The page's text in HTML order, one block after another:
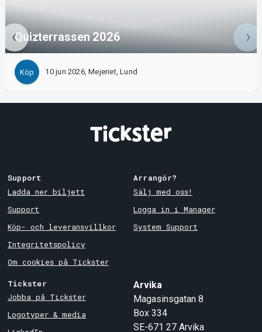
Quizterrassen 2026
Köp 10 jun 2026, Mejeriet, Lund
Support
Ladda ner biljett
Support
Köp- och leveransvillkor
Integritetspolicy
Om cookies på Tickster
Arrangör?
Sälj med oss!
Logga in i Manager
System Support
Tickster
Jobba på Tickster
Logotyper & media
Arvika
Magasinsgatan 8
Box 334
SE-671 27 Arvika